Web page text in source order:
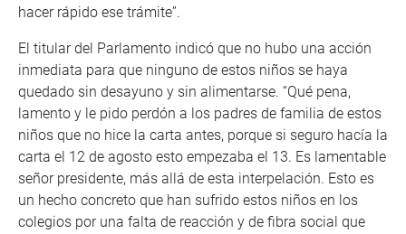
hacer rápido ese trámite”.
El titular del Parlamento indicó que no hubo una acción
inmediata para que ninguno de estos niños se haya
quedado sin desayuno y sin alimentarse. “Qué pena,
lamento y le pido perdón a los padres de familia de estos
niños que no hice la carta antes, porque si seguro hacía la
carta el 12 de agosto esto empezaba el 13. Es lamentable
señor presidente, más allá de esta interpelación. Esto es
un hecho concreto que han sufrido estos niños en los
colegios por una falta de reacción y de fibra social que